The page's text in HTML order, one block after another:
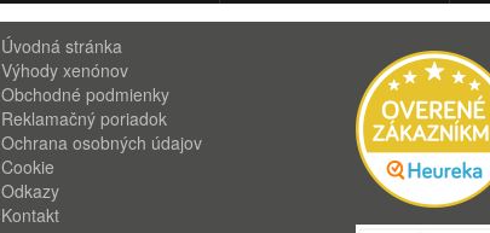
Úvodná stránka
Výhody xenónov
Obchodné podmienky
Reklamačný poriadok
Ochrana osobných údajov
Cookie
Odkazy
Kontakt